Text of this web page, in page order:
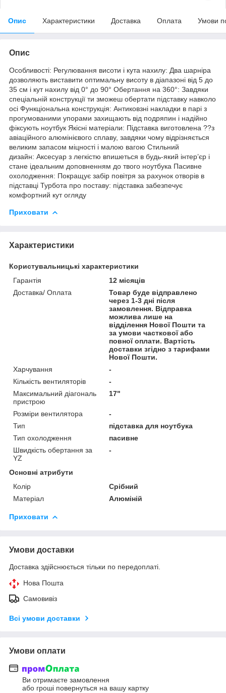
Опис Характеристики Доставка Оплата Умови
Опис
Особливості: Регулювання висоти і кута нахилу: Два шарніра
дозволяють виставити оптимальну висоту в діапазоні від 5 до
35 см і кут нахилу від 0° до 90° Обертання на 360°: Завдяки
спеціальній конструкції ти зможеш обертати підставку навколо
осі Функціональна конструкція: Антиковзні накладки в парі з
прогумованими упорами захищають від подряпин і надійно
фіксують ноутбук Якісні матеріали: Підставка виготовлена ??з
авіаційного алюмінієвого сплаву, завдяки чому відрізняється
великим запасом міцності і малою вагою Стильний
дизайн: Аксесуар з легкістю впишеться в будь-який інтер’єр і
стане ідеальним доповненням до твого ноутбука Пасивне
охолодження: Покращує забір повітря за рахунок отворів в
підставці Турбота про поставу: підставка забезпечує
комфортний кут огляду
Приховати
Характеристики
Користувальницькі характеристики
Гарантія
12 місяців
Доставка/ Оплата
Товар буде відправлено
через 1-3 дні після
замовлення. Відправка
можлива лише на
відділення Нової Пошти та
за умови часткової або
повної оплати. Вартість
доставки згідно з тарифами
Нової Пошти.
Харчування
-
Кількість вентиляторів
-
Максимальний діагональ
пристрою
17"
Розміри вентилятора
-
Тип
підставка для ноутбука
Тип охолодження
пасивне
Швидкість обертання за
YZ
-
Основні атрибути
Колір
Срібний
Матеріал
Алюміній
Приховати
Умови доставки
Доставка здійснюється тільки по передоплаті.
Нова Пошта
Самовивіз
Всі умови доставки
Умови оплати
Ви отримаєте замовлення
або гроші повернуться на вашу картку